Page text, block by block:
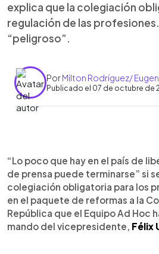
explica que la colegiación
regulación de las
“peligroso”.
PorMilton Rodríguez/
Publicado el 07 de octubre de
Escuchar artículo
“Lo poco que hay en el país de
de prensa puede terminarse” si
colegiación obligatoria para los
en el paquete de reformas a la
República que el Equipo Ad Hoc
mando del vicepresidente, Félix